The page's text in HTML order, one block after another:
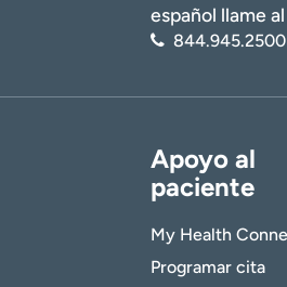
español llame al
844.945.2500
Apoyo al
paciente
My Health
Programar cita